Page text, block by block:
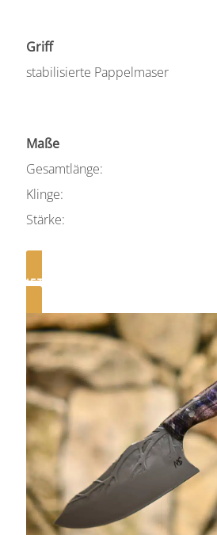
Griff
stabilisierte Pappelmaser
Maße
Gesamtlänge:
Klinge:
Stärke:
JETZT ANFRAGEN